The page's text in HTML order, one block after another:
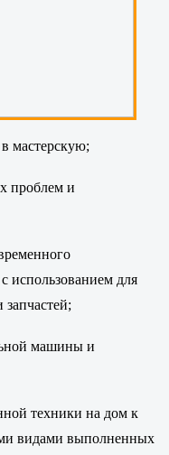
мастерскую;
проблем и
использованием для
машины и
техники на дом к
видами выполненных